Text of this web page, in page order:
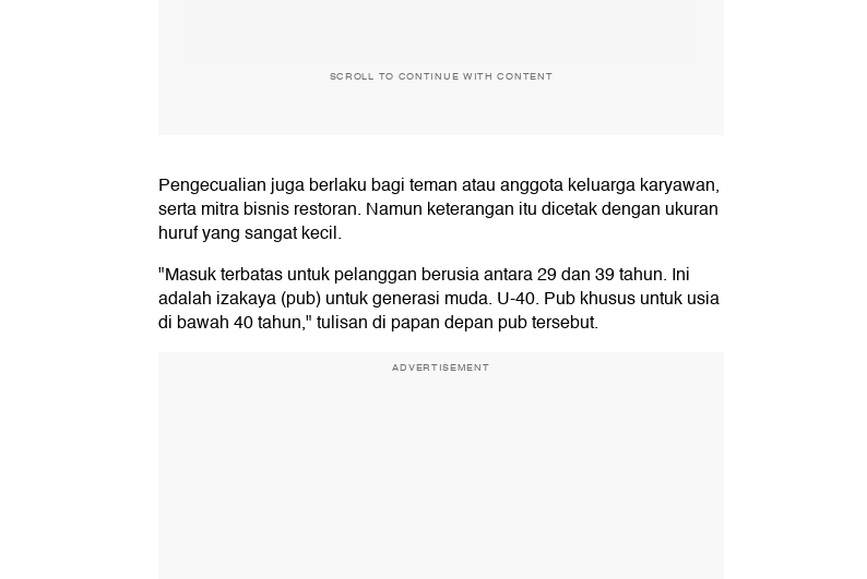
SCROLL TO CONTINUE WITH CONTENT
Pengecualian juga berlaku bagi teman atau anggota keluarga karyawan,
serta mitra bisnis restoran. Namun keterangan itu dicetak dengan ukuran
huruf yang sangat kecil.
"Masuk terbatas untuk pelanggan berusia antara 29 dan 39 tahun. Ini
adalah izakaya (pub) untuk generasi muda. U-40. Pub khusus untuk usia
di bawah 40 tahun," tulisan di papan depan pub tersebut.
ADVERTISEMENT